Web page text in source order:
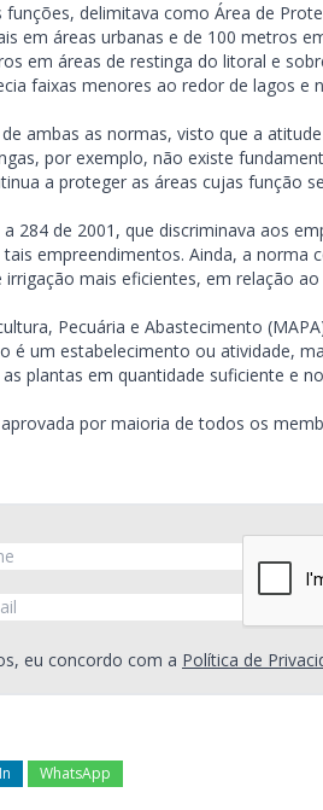
delimitava como Área de
em áreas urbanas e de 100 metros
em áreas de restinga do litoral e
faixas menores ao redor de lagos e
ambas as normas, visto que a
por exemplo, não existe
a proteger as áreas cujas função
284 de 2001, que discriminava aos
empreendimentos. Ainda, a
mais eficientes, em relação
Pecuária e Abastecimento
é um estabelecimento ou atividade,
plantas em quantidade suficiente e
por maioria de todos os
eu concordo com a Política de
WhatsApp